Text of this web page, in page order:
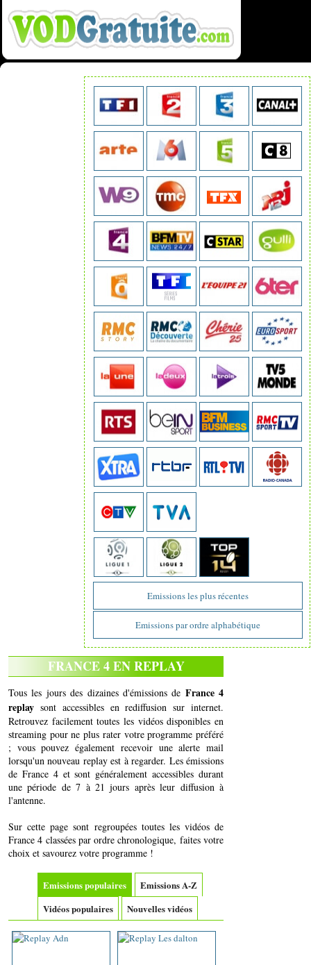
Emissions les plus récentes
Emissions par ordre alphabétique
FRANCE 4 EN REPLAY
Tous les jours des dizaines d'émissions de France 4
replay sont accessibles en rediffusion sur internet.
Retrouvez facilement toutes les vidéos disponibles en
streaming pour ne plus rater votre programme préféré
; vous pouvez également recevoir une alerte mail
lorsqu'un nouveau replay est à regarder. Les émissions
de France 4 et sont généralement accessibles durant
une période de 7 à 21 jours après leur diffusion à
l'antenne.
Sur cette page sont regroupées toutes les vidéos de
France 4 classées par ordre chronologique, faites votre
choix et savourez votre programme !
Emissions populaires
Emissions A-Z
Vidéos populaires
Nouvelles vidéos